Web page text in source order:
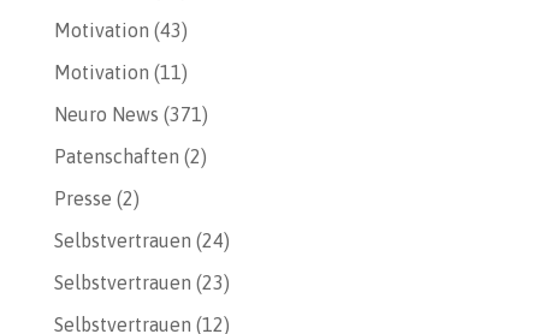
Motivation (43)
Motivation (11)
Neuro News (371)
Patenschaften (2)
Presse (2)
Selbstvertrauen (24)
Selbstvertrauen (23)
Selbstvertrauen (12)